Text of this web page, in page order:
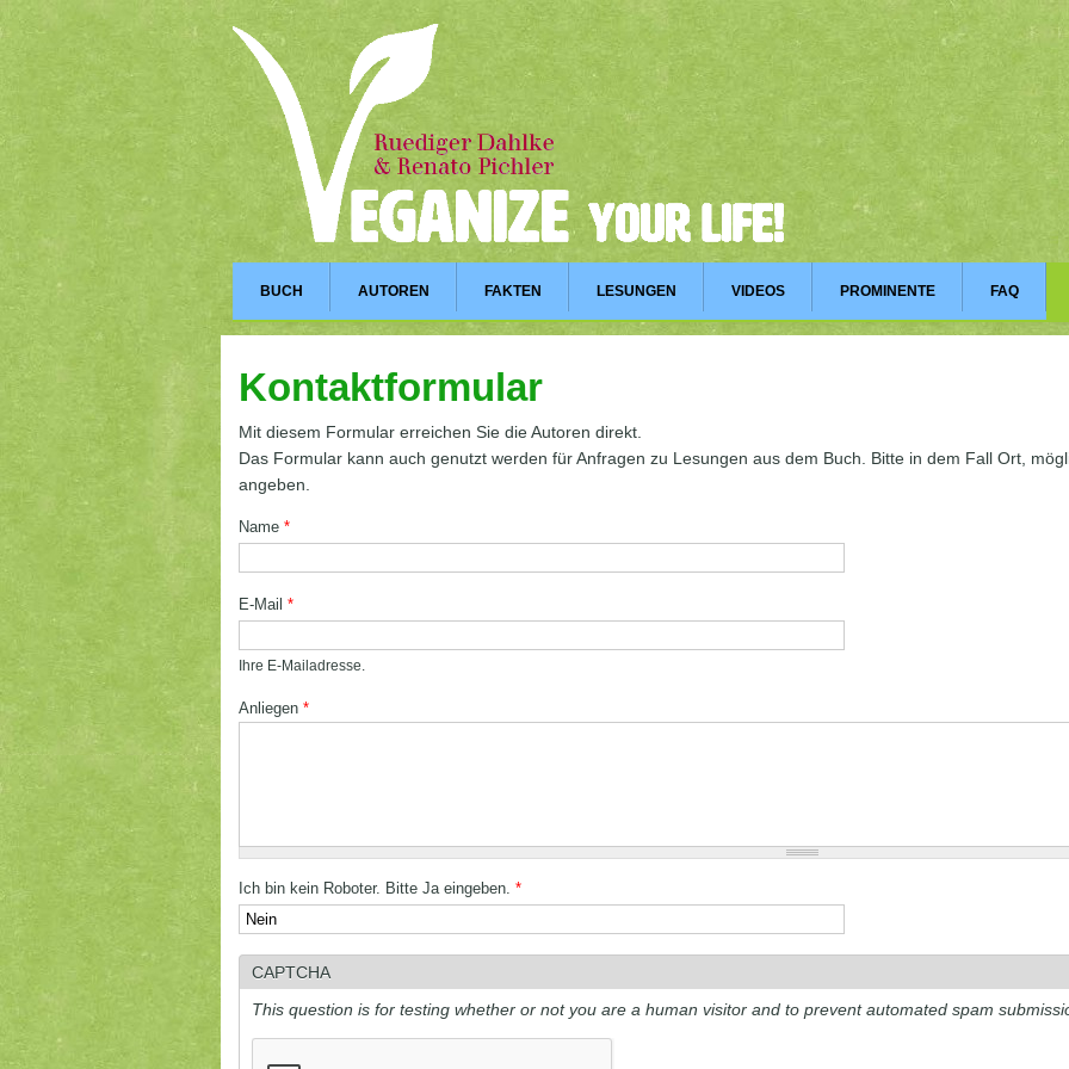
BUCH AUTOREN FAKTEN LESUNGEN VIDEOS PROMINENTE FAQ
Kontaktformular
Mit diesem Formular erreichen Sie die Autoren direkt.
Das Formular kann auch genutzt werden für Anfragen zu Lesungen aus dem Buch. Bitte in dem Fall Ort,
angeben.
Name*
E-Mail*
Ihre E-Mailadresse.
Anliegen*
Ich bin kein Roboter. Bitte Ja eingeben.*
CAPTCHA
This question is for testing whether or not you are a human visitor and to prevent automated spam